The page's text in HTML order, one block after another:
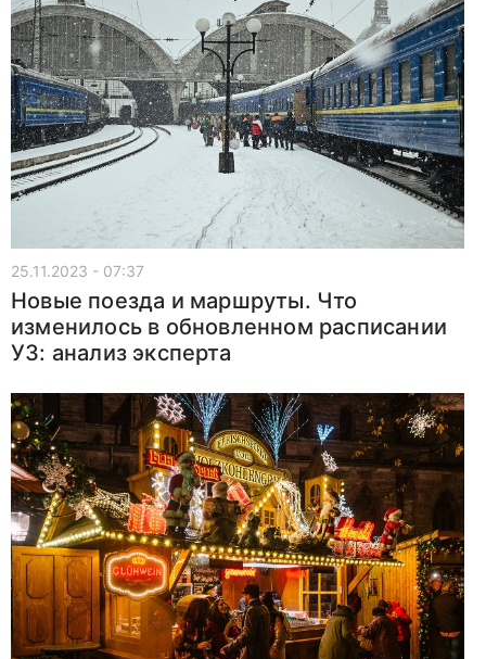
25.11.2023 - 07:37
Новые поезда и маршруты. Что
изменилось в обновленном расписании
УЗ: анализ эксперта